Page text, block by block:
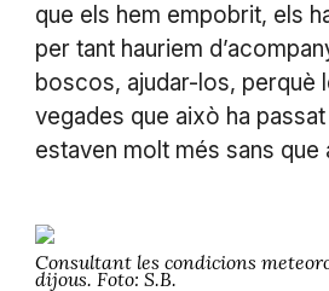
que els hem empobrit, els
per tant hauriem
boscos, ajudar-los, perquè
vegades que això ha
estaven molt més sans que
Consultant les condicions
dijous. Foto: S.B.